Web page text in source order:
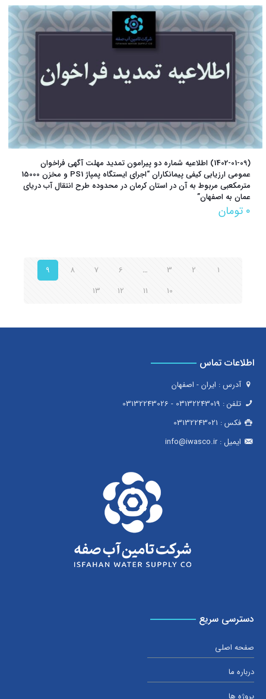
(1402-01-09) اطلاعیه شماره دو پیرامون تمدید مهلت آگهی فراخوان
عمومی ارزیابی کیفی پیمانکاران “اجرای ایستگاه پمپاژ PS1 و مخزن 15000
مترمکعبی مربوط به آن در استان کرمان در محدوده طرح انتقال آب دریای
عمان به اصفهان”
۰ تومان
1
2
3
…
6
7
8
9
10
11
12
13
اطلاعات تماس
آدرس : ایران - اصفهان
تلفن : 03132243019
-
03132243026
فکس : 03132243021
ایمیل :info@iwasco.ir
دسترسی سریع
صفحه اصلی
درباره ما
پروژه ها